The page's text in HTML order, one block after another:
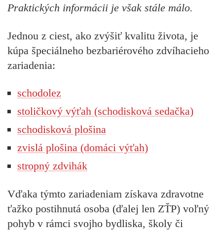
Praktických informácii je však stále málo.
Jednou z ciest, ako zvýšiť kvalitu života, je
kúpa špeciálneho bezbariérového zdvíhacieho
zariadenia:
schodolez
stoličkový výťah (schodisková sedačka)
schodisková plošina
zvislá plošina (domáci výťah)
stropný zdvihák
Vďaka týmto zariadeniam získava zdravotne
ťažko postihnutá osoba (ďalej len ZŤP) voľný
pohyb v rámci svojho bydliska, školy či